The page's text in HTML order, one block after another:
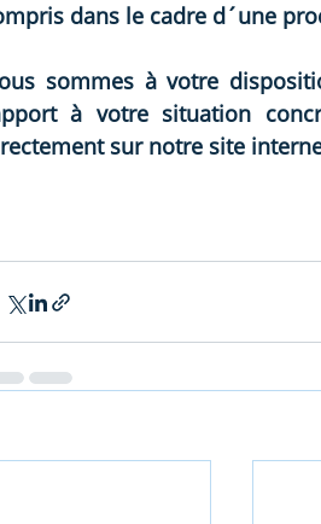
dans le cadre d´une
sommes à votre
à votre situation
sur notre site